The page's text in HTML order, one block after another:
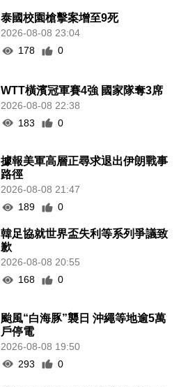
泰國校園槍擊案增至9死
2026-08-08 23:04
178
0
WTT橫濱冠軍賽4強 國家隊奪3席
2026-08-08 22:38
183
0
據報美軍高層正尋求退出伊朗戰事
路徑
2026-08-08 21:47
189
0
韓足協就世界盃失利等系列爭議致
歉
2026-08-08 20:55
168
0
颱風“白海豚”襲日 沖繩等地逾5萬
戶停電
2026-08-08 19:50
293
0